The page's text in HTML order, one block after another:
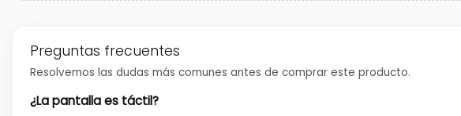
Preguntas frecuentes
Resolvemos las dudas más comunes antes de comprar este producto.
¿La pantalla es táctil?